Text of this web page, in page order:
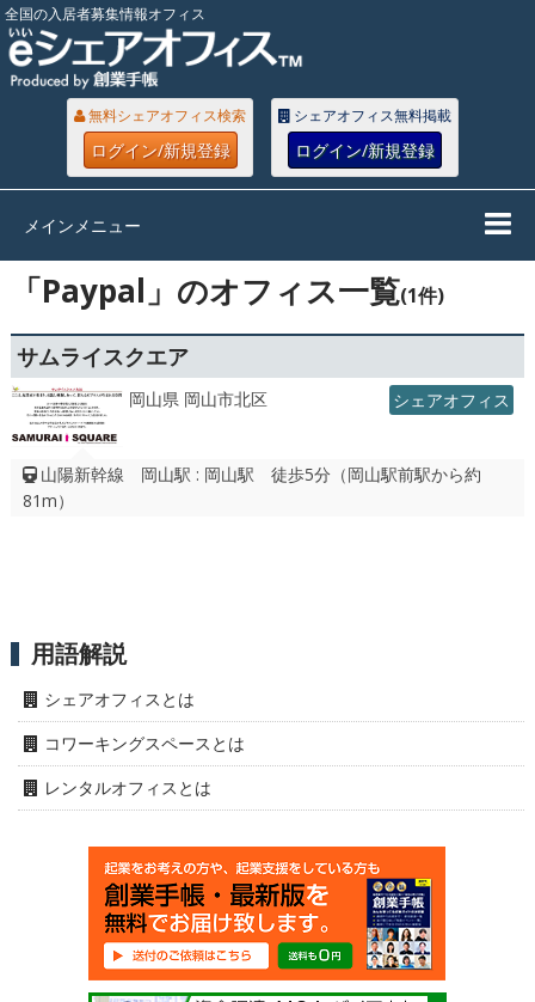
全国の入居者募集情報オフィス
無料シェアオフィス検索
ログイン/新規登録
シェアオフィス無料掲載
ログイン/新規登録
メインメニュー
「Paypal」のオフィス一覧(1件)
サムライスクエア
岡山県 岡山市北区 シェアオフィス
山陽新幹線 岡山駅 : 岡山駅 徒歩5分（岡山駅前駅から約
81m）
用語解説
シェアオフィスとは
コワーキングスペースとは
レンタルオフィスとは